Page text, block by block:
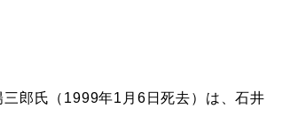
郎氏（1999年1月6日死去）は、石井